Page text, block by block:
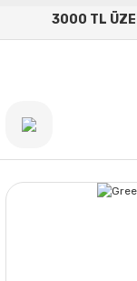
3000 TL